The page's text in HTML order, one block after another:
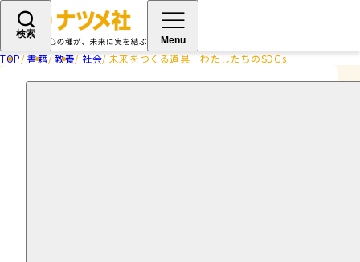
検索
Menu
TOP 書籍 教養 社会 未来をつくる道具 わたしたちのSDGs